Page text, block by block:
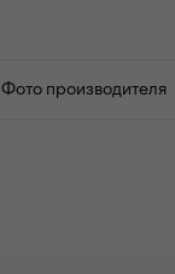
Фото производителя